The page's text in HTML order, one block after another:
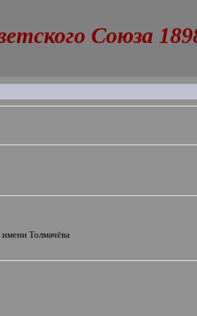
Союза
Толмачёва